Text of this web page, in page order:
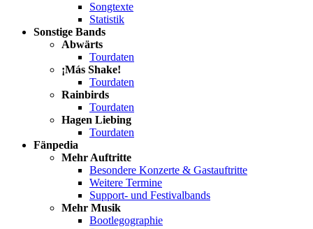
Songtexte
Statistik
Sonstige Bands
Abwärts
Tourdaten
¡Más Shake!
Tourdaten
Rainbirds
Tourdaten
Hagen Liebing
Tourdaten
Fänpedia
Mehr Auftritte
Besondere Konzerte & Gastauftritte
Weitere Termine
Support- und Festivalbands
Mehr Musik
Bootlegographie